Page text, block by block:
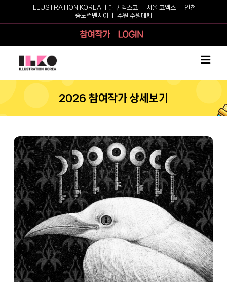
ILLUSTRATION KOREA ㅣ 대구 엑스코 서울 코엑스
인천
송도컨벤시아ㅣ 수원 수원메쎄
참여작가
2026 참여작가 상세보기